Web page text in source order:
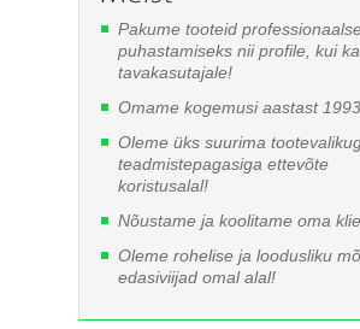
Pakume tooteid
puhastamiseks nii profile, kui ka
tavakasutajale!
Omame kogemusi aastast
Oleme üks suurima
teadmistepagasiga ettevõte
koristusalal!
Nõustame ja koolitame oma
Oleme rohelise ja loodusliku
edasiviijad omal alal!